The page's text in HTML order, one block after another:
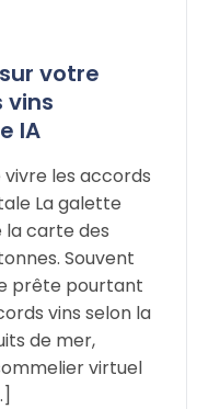
votre
vins
IA
les accords
La galette
la carte des
Souvent
prête pourtant
vins selon la
de mer,
virtuel